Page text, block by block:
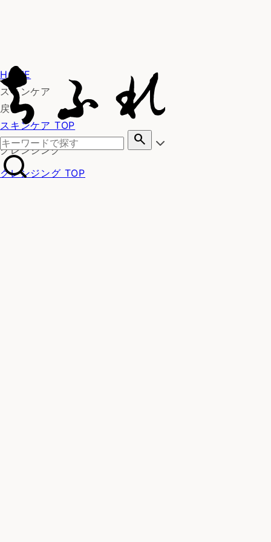
search
HOME
スキンケア
戻る
スキンケア TOP
クレンジング
クレンジング TOP